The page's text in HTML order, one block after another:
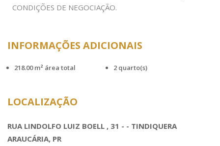
INFORMAÇÕES ADICIONAIS
218.00 m² área total 2 quarto(s)
LOCALIZAÇÃO
RUA LINDOLFO LUIZ BOELL , 31 - - TINDIQUERA
ARAUCÁRIA, PR